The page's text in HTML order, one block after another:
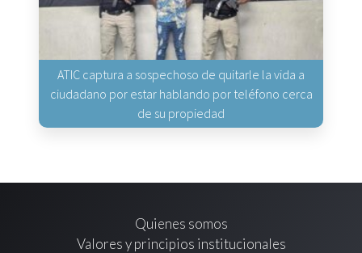
ATIC captura a sospechoso de quitarle la vida a
ciudadano por estar hablando por teléfono cerca
de su propiedad
Quienes somos
Valores y principios institucionales